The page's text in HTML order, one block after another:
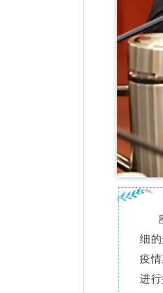
细
疫
进